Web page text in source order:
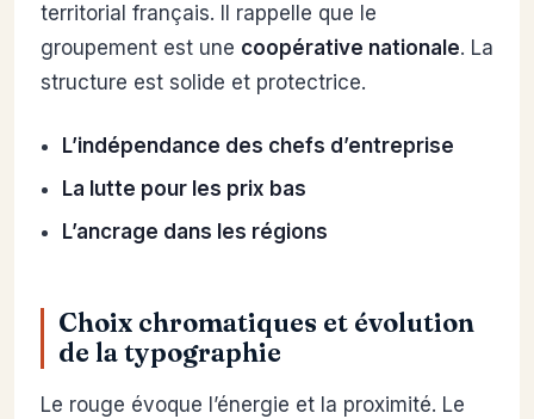
territorial français. Il rappelle que le
groupement est une coopérative nationale. La
structure est solide et protectrice.
L’indépendance des chefs d’entreprise
La lutte pour les prix bas
L’ancrage dans les régions
Choix chromatiques et évolution
de la typographie
Le rouge évoque l’énergie et la proximité. Le